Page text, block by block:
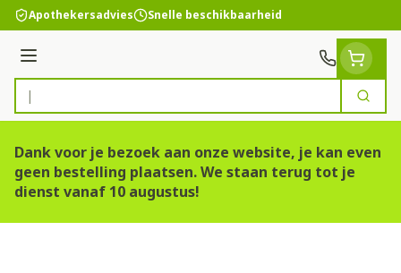
Ga naar de inhoud
Apothekersadvies Snelle beschikbaarheid
Menu
Product, merk, categorie...
Zoek
Dank voor je bezoek aan onze website, je kan even
geen bestelling plaatsen. We staan terug tot je
dienst vanaf 10 augustus!